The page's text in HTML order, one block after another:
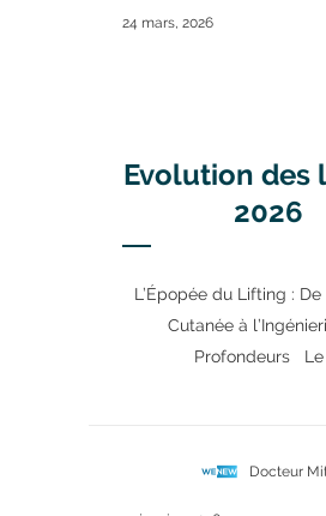
24 mars, 2026
Evolution des
2026
L’Épopée du Lifting : De
Cutanée à
Profondeurs
Docteur